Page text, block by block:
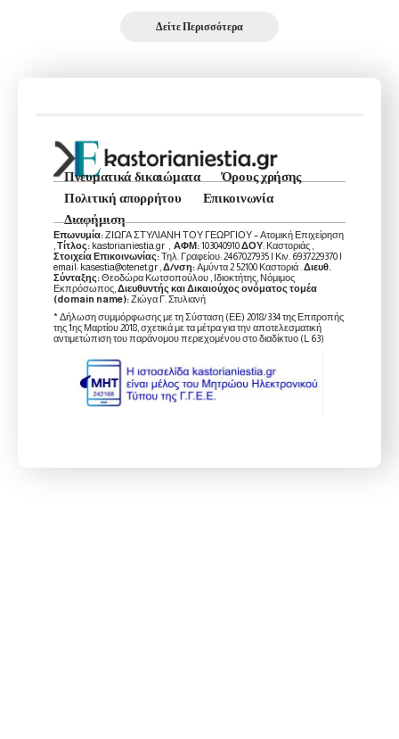
Δείτε Περισσότερα
Πνευματικά δικαιώματα
Όρους χρήσης
Πολιτική απορρήτου
Επικοινωνία
Διαφήμιση
Επωνυμία:ΖΙΩΓΑ ΣΤΥΛΙΑΝΗ ΤΟΥ ΓΕΩΡΓΙΟΥ – Ατομική Επιχείρηση
Τίτλος: kastorianiestia.gr , ΑΦΜ:103040910ΔΟΥ: Καστοριάς ,
Στοιχεία Επικοινωνίας:Τηλ. Γραφείου: 2467027935 | Κιν. 6937229370 |
email: kasestia@otenet.gr , Δ/νση:Αμύντα 2 52100 Καστοριά . Διευθ.
Σύνταξης:Θεοδώρα Κωτσοπούλου , Ιδιοκτήτης, Νόμιμος
Εκπρόσωπος, Διευθυντής και Δικαιούχος ονόματος τομέα
(domain name):Ζιώγα Γ. Στυλιανή
* Δήλωση συμμόρφωσης με τη Σύσταση (ΕΕ) 2018/334 της Επιτροπής
της 1ης Μαρτίου 2018, σχετικά με τα μέτρα για την αποτελεσματική
αντιμετώπιση του παράνομου περιεχομένου στο διαδίκτυο (L 63)